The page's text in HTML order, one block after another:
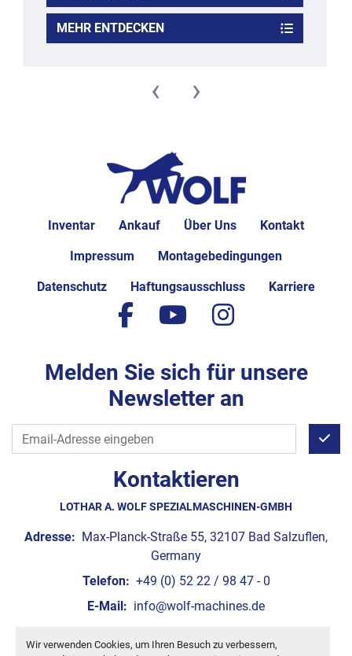
Wir verwenden Cookies, um Ihren Besuch zu verbessern,
MEHR ENTDECKEN
‹ ›
Inventar Ankauf Über Uns Kontakt
Impressum Montagebedingungen
Datenschutz Haftungsausschluss Karriere
Kontaktieren
LOTHAR A. WOLF SPEZIALMASCHINEN-GMBH
Adresse: Max-Planck-Straße 55, 32107 Bad Salzuflen,
Germany
Telefon: +49 (0) 52 22 / 98 47 - 0
E-Mail: info@wolf-machines.de
Cookie-Einstellungen
facebook
youtubeinstagram
Melden Sie sich für unsere
Newsletter an